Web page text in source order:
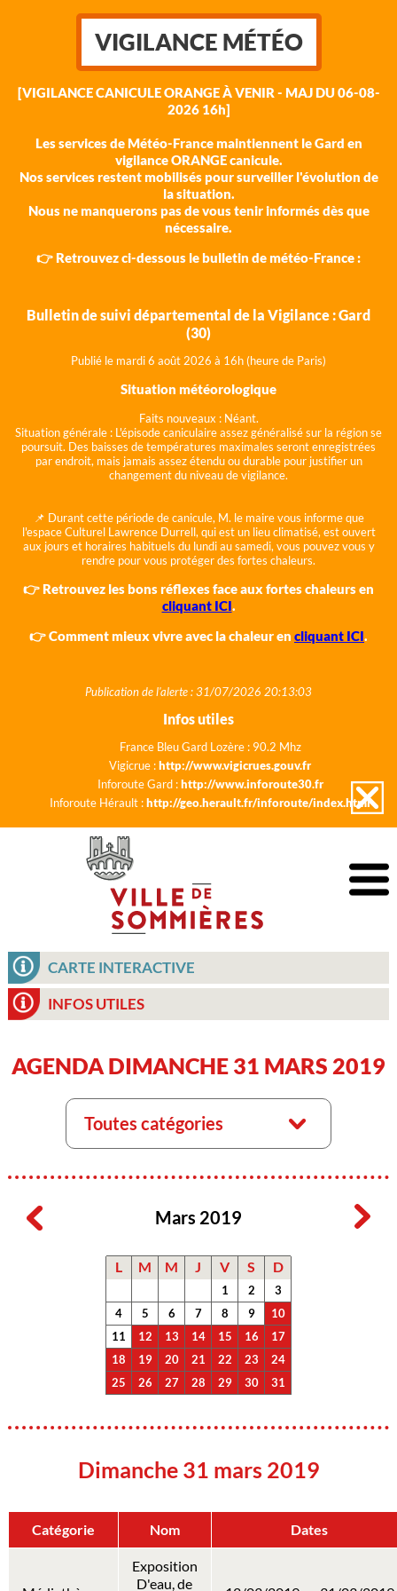
VIGILANCE MÉTÉO
[VIGILANCE CANICULE ORANGE À VENIR - MAJ DU 06-08-
2026 16h]
Les services de Météo-France maintiennent le Gard en
vigilance ORANGE canicule.
Nos services restent mobilisés pour surveiller l'évolution de
la situation.
Nous ne manquerons pas de vous tenir informés dès que
nécessaire.
👉 Retrouvez ci-dessous le bulletin de météo-France :
Bulletin de suivi départemental de la Vigilance : Gard
(30)
Publié le mardi 6 août 2026 à 16h (heure de Paris)
Situation météorologique
Faits nouveaux : Néant.
Situation générale : L'épisode caniculaire assez généralisé sur la région se
poursuit. Des baisses de températures maximales seront enregistrées
par endroit, mais jamais assez étendu ou durable pour justifier un
changement du niveau de vigilance.
📌 Durant cette période de canicule, M. le maire vous informe que
l'espace Culturel Lawrence Durrell, qui est un lieu climatisé, est ouvert
aux jours et horaires habituels du lundi au samedi, vous pouvez vous y
rendre pour vous protéger des fortes chaleurs.
👉 Retrouvez les bons réflexes face aux fortes chaleurs en
cliquant ICI.
👉 Comment mieux vivre avec la chaleur en cliquant ICI.
Publication de l'alerte : 31/07/2026 20:13:03
Infos utiles
France Bleu Gard Lozère : 90.2 Mhz
Vigicrue :http://www.vigicrues.gouv.fr
Inforoute Gard :http://www.inforoute30.fr
Inforoute Hérault :http://geo.herault.fr/inforoute/index.html
CARTE INTERACTIVE
INFOS UTILES
AGENDA DIMANCHE 31 MARS 2019
Toutes catégories
Mars 2019
L M M J V S D
1 2
3
4
5 6 7 8 9
10
11
12 13 14 15 16
17
18
19 20 21 22 23
24
25
26 27 28 29 30 31
Dimanche 31 mars 2019
Catégorie Nom Dates
Exposition
D'eau, de